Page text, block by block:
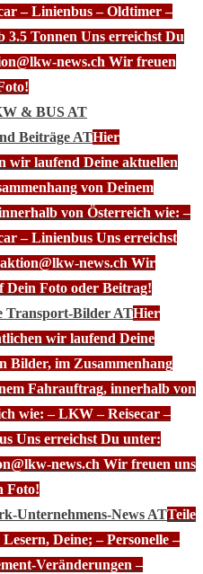
– Linienbus – Oldtimer –
3.5 Tonnen Uns erreichst Du
news.ch Wir freuen
& BUS AT
Beiträge ATHier
wir laufend Deine aktuellen
von Deinem
von Österreich wie: –
– Linienbus Uns erreichst
news.ch Wir
Dein Foto oder Beitrag!
Transport-Bilder ATHier
wir laufend Deine
Bilder, im Zusammenhang
Fahrauftrag, innerhalb von
wie: – LKW – Reisecar –
Uns erreichst Du unter:
news.ch Wir freuen uns
Foto!
Unternehmens-News ATTeile
Lesern, Deine; – Personelle –
Veränderungen –